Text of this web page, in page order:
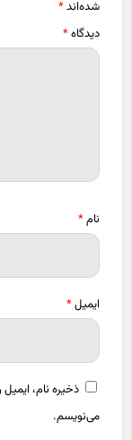
نشانی ایمیل شما
شده‌اند*
دیدگاه
نام
ایمیل
ذخیره نام، ایمیل